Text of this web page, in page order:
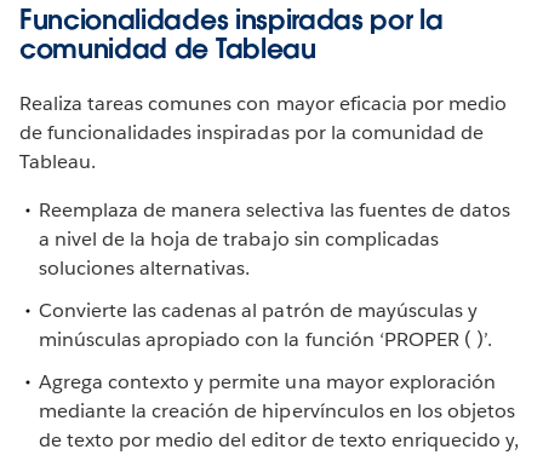
Funcionalidades inspiradas por la
comunidad de Tableau
Realiza tareas comunes con mayor eficacia por medio
de funcionalidades inspiradas por la comunidad de
Tableau.
Reemplaza de manera selectiva las fuentes de datos
a nivel de la hoja de trabajo sin complicadas
soluciones alternativas.
Convierte las cadenas al patrón de mayúsculas y
minúsculas apropiado con la función ‘PROPER ( )’.
Agrega contexto y permite una mayor exploración
mediante la creación de hipervínculos en los objetos
de texto por medio del editor de texto enriquecido y,